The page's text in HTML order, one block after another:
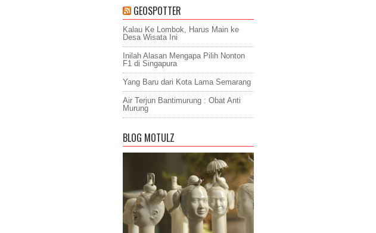
GEOSPOTTER
Kalau Ke Lombok, Harus Main ke
Desa Wisata Ini
Inilah Alasan Mengapa Pilih Nonton
F1 di Singapura
Yang Baru dari Kota Lama Semarang
Air Terjun Bantimurung : Obat Anti
Murung
BLOG MOTULZ